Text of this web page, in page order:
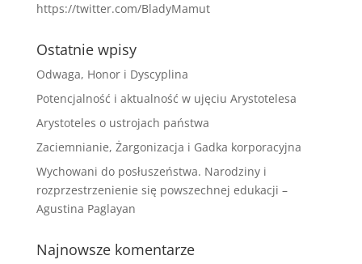
https://twitter.com/BladyMamut
Ostatnie wpisy
Odwaga, Honor i Dyscyplina
Potencjalność i aktualność w ujęciu Arystotelesa
Arystoteles o ustrojach państwa
Zaciemnianie, Żargonizacja i Gadka korporacyjna
Wychowani do posłuszeństwa. Narodziny i
rozprzestrzenienie się powszechnej edukacji –
Agustina Paglayan
Najnowsze komentarze